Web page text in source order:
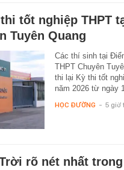
tốt nghiệp THPT
Tuyên Quang
Các thí sinh tại
THPT Chuyên
thi lại Kỳ thi tốt
năm 2026 từ ngày
HỌC ĐƯỜNG - 5 giờ
rõ nét nhất